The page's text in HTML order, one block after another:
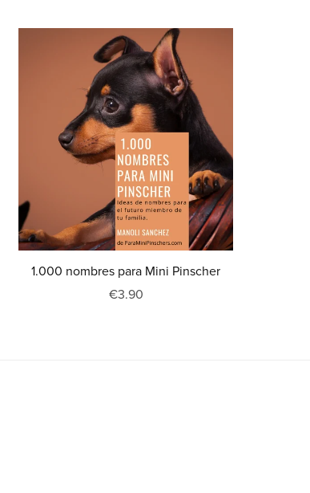
1.000 nombres para Mini Pinscher
€3.90